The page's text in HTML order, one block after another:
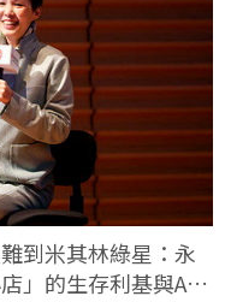
到米其林綠星：永
」的生存利基與AI